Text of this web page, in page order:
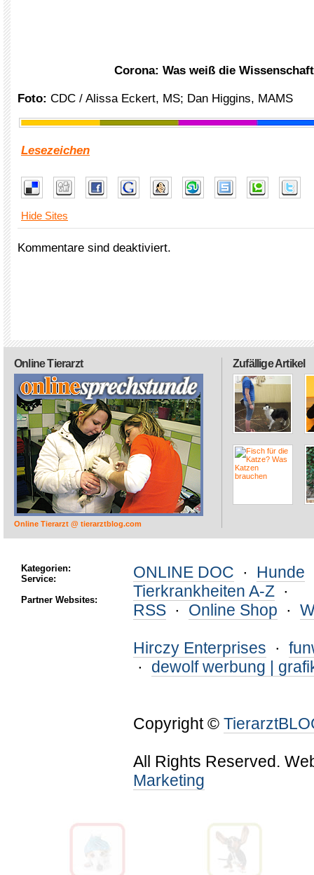
Corona: Was weiß die
Foto: CDC / Alissa Eckert, MS; Dan Higgins, MAMS
Lesezeichen
Hide Sites
Kommentare sind deaktiviert.
Zufällige Artikel
Online Tierarzt
Online Tierarzt @ tierarztblog.com
Kategorien:
Service:
Partner Websites:
ONLINE DOC · Hunde
Tierkrankheiten A-Z ·
RSS · Online Shop ·
Hirczy Enterprises ·
· dewolf werbung |
Copyright ©
All Rights Reserved.
Marketing